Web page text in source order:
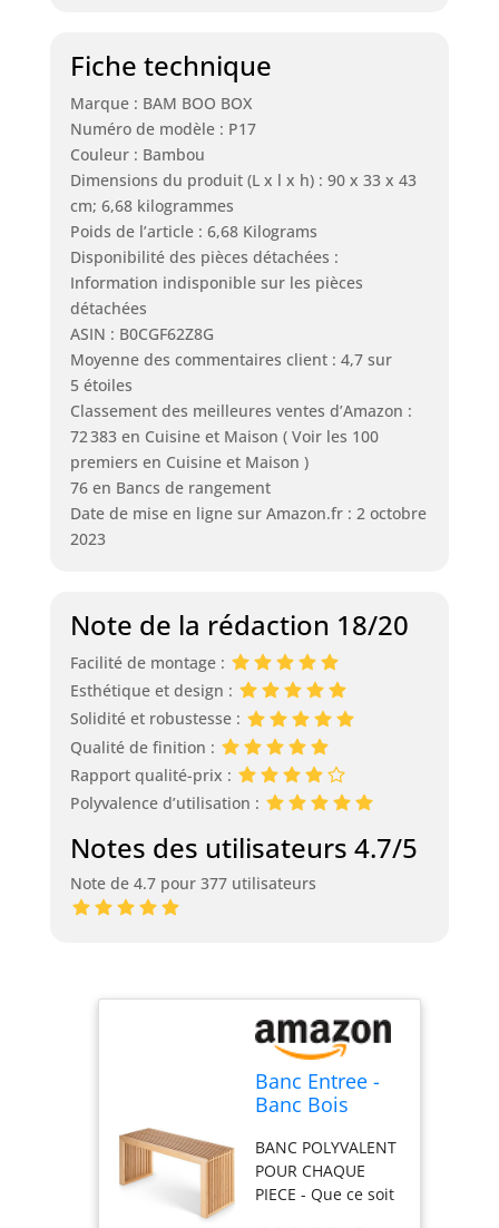
Fiche technique
Marque : BAM BOO BOX
Numéro de modèle : P17
Couleur : Bambou
Dimensions du produit (L x l x h) : 90 x 33 x 43
cm; 6,68 kilogrammes
Poids de l’article : 6,68 Kilograms
Disponibilité des pièces détachées :
Information indisponible sur les pièces
détachées
ASIN : B0CGF62Z8G
Moyenne des commentaires client : 4,7 sur
5 étoiles
Classement des meilleures ventes d’Amazon :
72 383 en Cuisine et Maison ( Voir les 100
premiers en Cuisine et Maison )
76 en Bancs de rangement
Date de mise en ligne sur Amazon.fr : 2 octobre
2023
Note de la rédaction 18/20
Facilité de montage :
Esthétique et design :
Solidité et robustesse :
Qualité de finition :
Rapport qualité-prix :
Polyvalence d’utilisation :
Notes des utilisateurs 4.7/5
Note de 4.7 pour 377 utilisateurs
Banc Entree -
Banc Bois
Bench -
Banquette
Entree en
BANC POLYVALENT
POUR CHAQUE
PIECE - Que ce soit